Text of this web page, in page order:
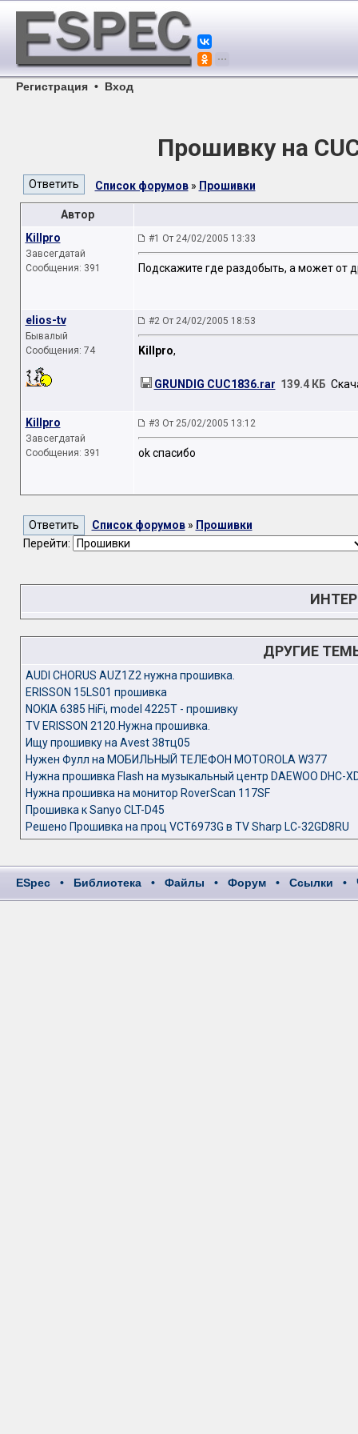
Регистрация • Вход
Прошивку на
Список форумов» Прошивки
Автор
Killpro
Завсегдатай
Сообщения: 391
#1 От 24/02/2005 13:33
Подскажите где раздобыть, а может от
elios-tv
Бывалый
Сообщения: 74
#2 От 24/02/2005 18:53
Killpro,
GRUNDIG CUC1836.rar 139.4 КБ
Killpro
Завсегдатай
Сообщения: 391
#3 От 25/02/2005 13:12
ok спасибо
Список форумов» Прошивки
Перейти:
ДРУГИЕ
AUDI CHORUS AUZ1Z2 нужна прошивка.
ERISSON 15LS01 прошивка
NOKIA 6385 HiFi, model 4225T - прошивку
TV ERISSON 2120.Нужна прошивка.
Ищу прошивку на Avest 38тц05
Нужен Фулл на МОБИЛЬНЫЙ ТЕЛЕФОН MOTOROLA W377
Нужна прошивка Flash на музыкальный центр DAEWOO DHC-
Нужна прошивка на монитор RoverScan 117SF
Прошивка к Sanyo CLT-D45
Решено Прошивка на проц VCT6973G в TV Sharp LC-32GD8RU
ESpec • Библиотека • Файлы • Форум • Ссылки •